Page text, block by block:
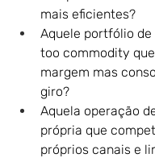
mais eficientes?
Aquele portfólio
too commodity
margem mas
giro?
Aquela operação
própria que
próprios canais e